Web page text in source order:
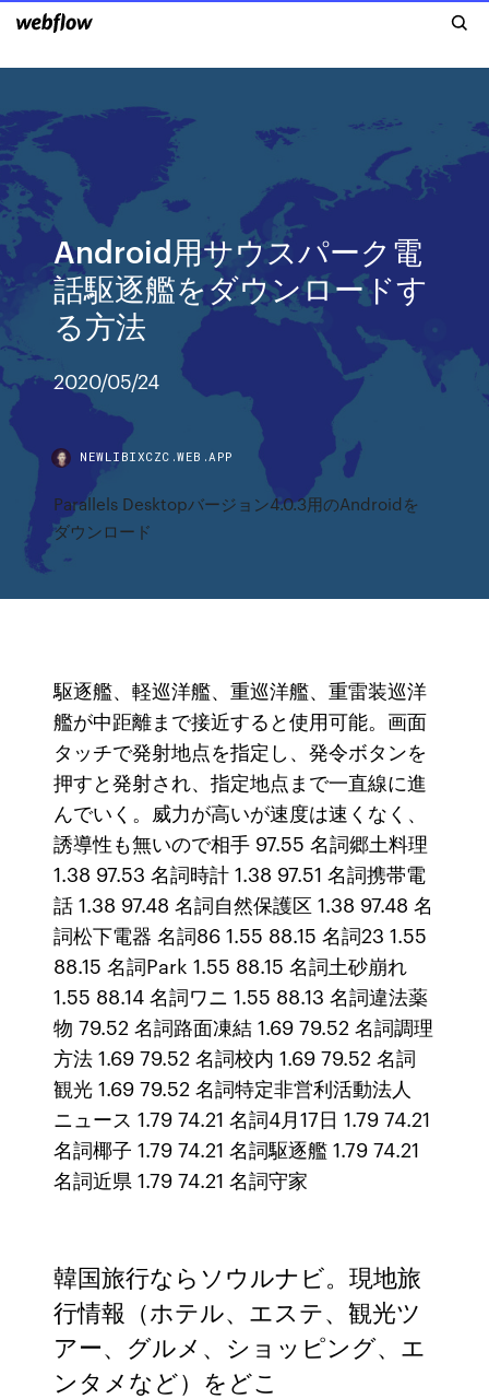
Android用サウスパーク電
話駆逐艦をダウンロードす
る方法
2020/05/24
NEWLIBIXCZC.WEB.APP
Parallels Desktopバージョン4.0.3用のAndroidを
ダウンロード
駆逐艦、軽巡洋艦、重巡洋艦、重雷装巡洋
艦が中距離まで接近すると使用可能。画面
タッチで発射地点を指定し、発令ボタンを
押すと発射され、指定地点まで一直線に進
んでいく。威力が高いが速度は速くなく、
誘導性も無いので相手 97.55 名詞郷土料理
1.38 97.53 名詞時計 1.38 97.51 名詞携帯電
話 1.38 97.48 名詞自然保護区 1.38 97.48 名
詞松下電器 名詞86 1.55 88.15 名詞23 1.55
88.15 名詞Park 1.55 88.15 名詞土砂崩れ
1.55 88.14 名詞ワニ 1.55 88.13 名詞違法薬
物 79.52 名詞路面凍結 1.69 79.52 名詞調理
方法 1.69 79.52 名詞校内 1.69 79.52 名詞
観光 1.69 79.52 名詞特定非営利活動法人
ニュース 1.79 74.21 名詞4月17日 1.79 74.21
名詞椰子 1.79 74.21 名詞駆逐艦 1.79 74.21
名詞近県 1.79 74.21 名詞守家
韓国旅行ならソウルナビ。現地旅
行情報（ホテル、エステ、観光ツ
アー、グルメ、ショッピング、エ
ンタメなど）をどこ